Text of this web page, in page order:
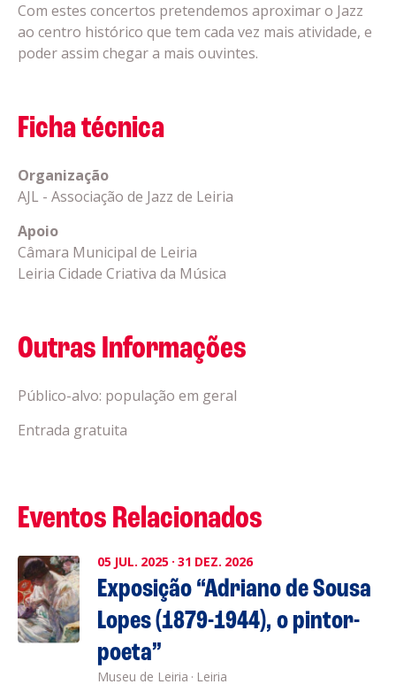
Com estes concertos pretendemos aproximar o Jazz
ao centro histórico que tem cada vez mais atividade, e
poder assim chegar a mais ouvintes.
Ficha técnica
Organização
AJL - Associação de Jazz de Leiria
Apoio
Câmara Municipal de Leiria
Leiria Cidade Criativa da Música
Outras Informações
Público-alvo: população em geral
Entrada gratuita
Eventos Relacionados
05 JUL. 2025 · 31 DEZ. 2026
Exposição “Adriano de Sousa
Lopes (1879-1944), o pintor-
poeta”
Museu de Leiria · Leiria